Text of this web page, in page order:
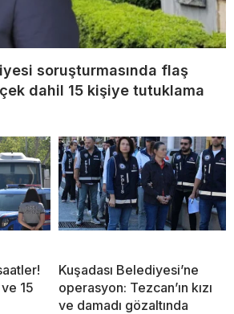
soruşturmasında flaş
dahil 15 kişiye tutuklama
15
Kuşadası Belediyesi’ne
operasyon: Tezcan’ın kızı
ve damadı gözaltında